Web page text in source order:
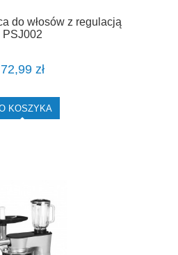
do włosów z regulacją
PSJ002
72,99 zł
KOSZYKA